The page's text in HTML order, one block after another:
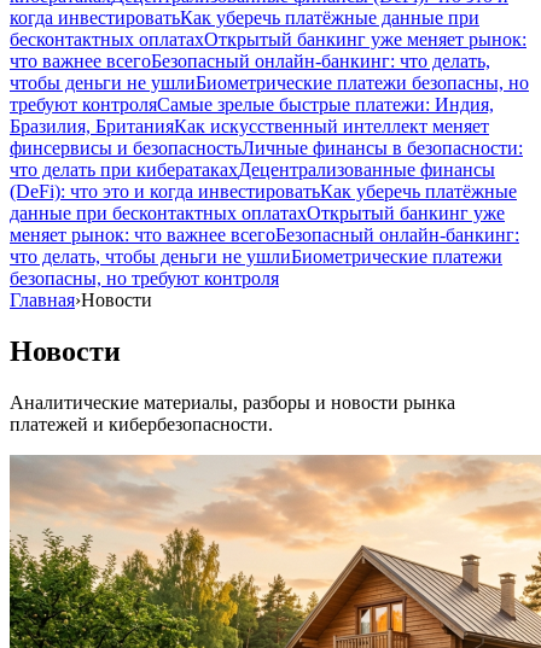
когда инвестироватьКак уберечь платёжные данные при
бесконтактных оплатахОткрытый банкинг уже меняет рынок:
что важнее всегоБезопасный онлайн-банкинг: что делать,
чтобы деньги не ушлиБиометрические платежи безопасны, но
требуют контроляСамые зрелые быстрые платежи: Индия,
Бразилия, БританияКак искусственный интеллект меняет
финсервисы и безопасностьЛичные финансы в безопасности:
что делать при кибератакахДецентрализованные финансы
(DeFi): что это и когда инвестироватьКак уберечь платёжные
данные при бесконтактных оплатахОткрытый банкинг уже
меняет рынок: что важнее всегоБезопасный онлайн-банкинг:
что делать, чтобы деньги не ушлиБиометрические платежи
безопасны, но требуют контроля
Главная›Новости
Новости
Аналитические материалы, разборы и новости рынка
платежей и кибербезопасности.